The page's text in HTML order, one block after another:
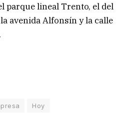
parque lineal Trento, el del
avenida Alfonsín y la calle
Hoy